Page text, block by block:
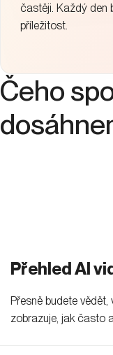
častěji. Každý den
příležitost.
Čeho
Přehled AI
Přesně budete
zobrazuje, jak často